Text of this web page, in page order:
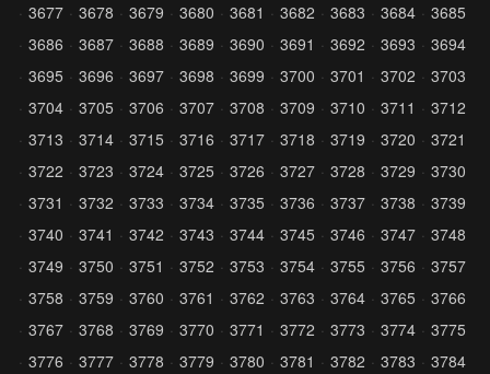
3677
3678 3679 3680 3681 3682 3683 3684
3685
3686
3687 3688 3689 3690 3691 3692 3693
3694
3695
3696 3697 3698 3699 3700 3701 3702
3703
3704
3705 3706 3707 3708 3709 3710 3711
3712
3713
3714 3715 3716 3717 3718 3719 3720
3721
3722
3723 3724 3725 3726 3727 3728 3729
3730
3731
3732 3733 3734 3735 3736 3737 3738
3739
3740
3741 3742 3743 3744 3745 3746 3747
3748
3749
3750 3751 3752 3753 3754 3755 3756
3757
3758
3759 3760 3761 3762 3763 3764 3765
3766
3767
3768 3769 3770 3771 3772 3773 3774
3775
3776
3777 3778 3779 3780 3781 3782 3783
3784